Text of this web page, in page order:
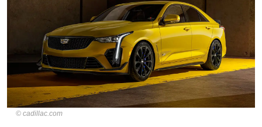
cadillac.com